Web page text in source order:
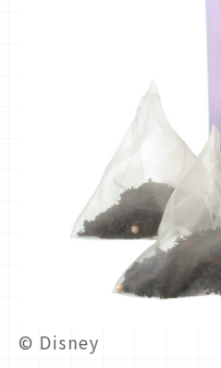
© Disney